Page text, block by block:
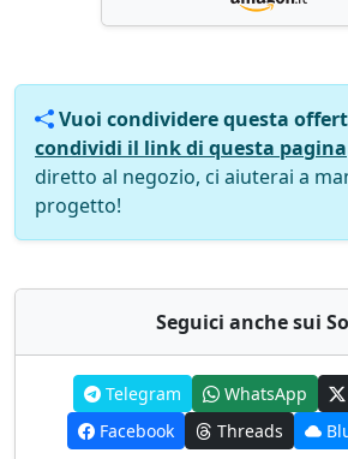
Vuoi condividere questa
condividi il link di questa pagina
diretto al negozio, ci aiuterai a
progetto!
Seguici anche sui
Telegram WhatsApp
Facebook
Threads